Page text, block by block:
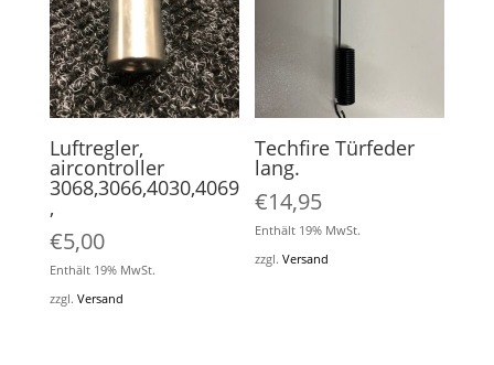
Luftregler,
aircontroller
3068,3066,4030,4069
,
€5,00
Enthält 19% MwSt.
zzgl. Versand
Techfire Türfeder
lang.
€14,95
Enthält 19% MwSt.
zzgl.Versand